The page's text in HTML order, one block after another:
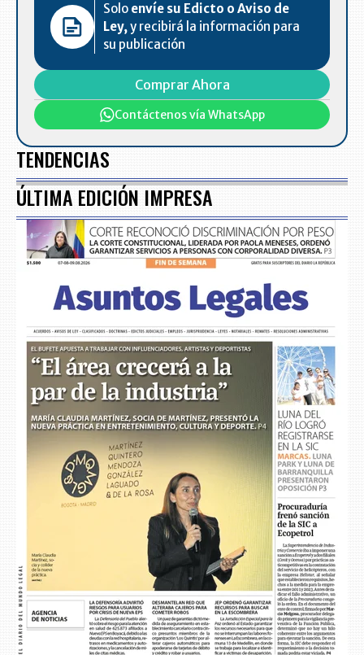
Solo envíe su Edicto o Aviso de
Ley,y recibirá la información para
su publicación
Comprar Ahora
Contáctenos vía WhatsApp
TENDENCIAS
ÚLTIMA EDICIÓN IMPRESA